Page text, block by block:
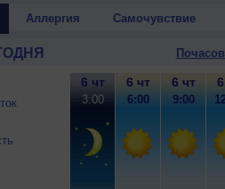
Аллергия Самочувствие
6 чт
3:00
6 чт
6:00
6 чт
9:00